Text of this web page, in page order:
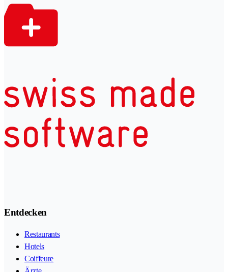
Entdecken
Restaurants
Hotels
Coiffeure